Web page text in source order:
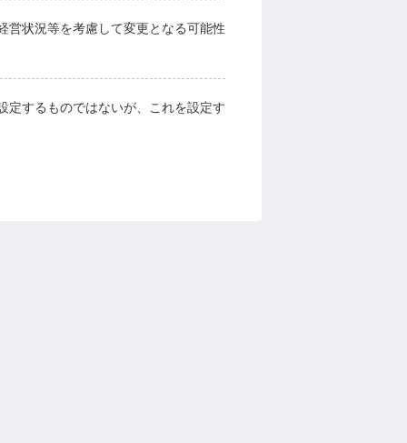
営状況等を考慮して変更となる可能性
定するものではないが、これを設定す